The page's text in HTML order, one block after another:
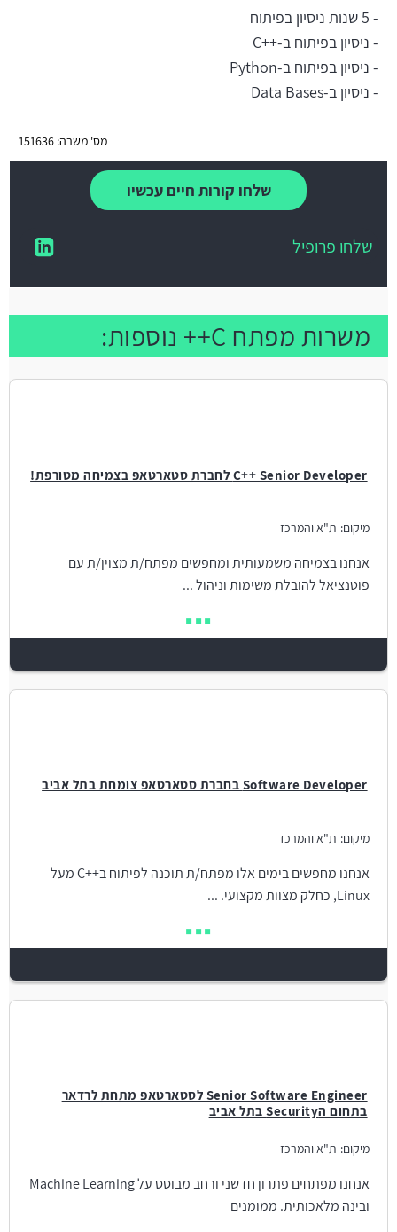
- 5 שנות ניסיון בפיתוח
- ניסיון בפיתוח ב-++C
- ניסיון בפיתוח ב-Python
- ניסיון ב-Data Bases
מס' משרה: 151636
שלחו קורות חיים עכשיו
שלחו פרופיל
משרות מפתח C++ נוספות:
C++ Senior Developer לחברת סטארטאפ בצמיחה מטורפת!
מיקום: ת"א והמרכז
אנחנו בצמיחה משמעותית ומחפשים מפתח/ת מצוין/ת עם
פוטנציאל להובלת משימות וניהול ...
Software Developer בחברת סטארטאפ צומחת בתל אביב
מיקום: ת"א והמרכז
אנחנו מחפשים בימים אלו מפתח/ת תוכנה לפיתוח ב++C מעל
Linux, כחלק מצוות מקצועי. ...
Senior Software Engineer לסטארטאפ מתחת לרדאר
בתחום הSecurity בתל אביב
מיקום: ת"א והמרכז
אנחנו מפתחים פתרון חדשני ורחב מבוסס על Machine Learning
ובינה מלאכותית. ממומנים